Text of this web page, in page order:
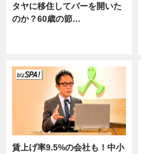
タヤに移住してバーを開いた
のか？60歳の節…
賃上げ率9.5%の会社も！中小